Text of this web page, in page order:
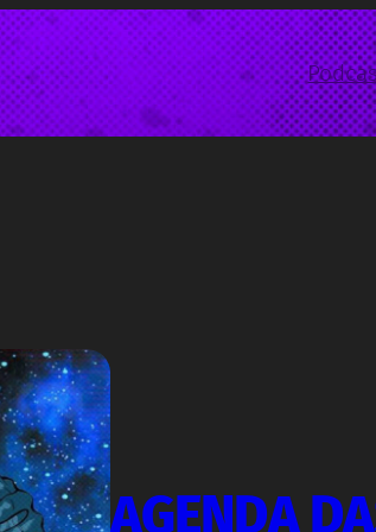
AGENDA